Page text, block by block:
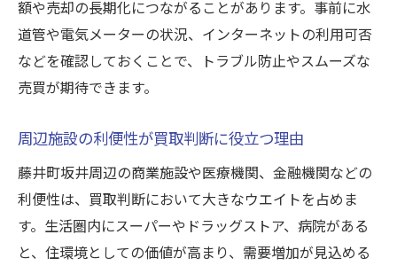
額や売却の長期化につながることがあります。事前に水
道管や電気メーターの状況、インターネットの利用可否
などを確認しておくことで、トラブル防止やスムーズな
売買が期待できます。
周辺施設の利便性が買取判断に役立つ理由
藤井町坂井周辺の商業施設や医療機関、金融機関などの
利便性は、買取判断において大きなウエイトを占めま
す。生活圏内にスーパーやドラッグストア、病院がある
と、住環境としての価値が高まり、需要増加が見込める